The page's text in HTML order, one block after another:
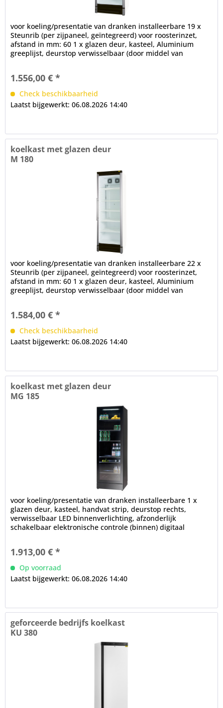
voor koeling/presentatie van dranken installeerbare 19 x
Steunrib (per zijpaneel, geïntegreerd) voor roosterinzet,
afstand in mm: 60 1 x glazen deur, kasteel, Aluminium
greeplijst, deurstop verwisselbaar (door middel van
1.556,00 € *
Check beschikbaarheid
Laatst bijgewerkt: 06.08.2026 14:40
koelkast met glazen deur
M 180
voor koeling/presentatie van dranken installeerbare 22 x
Steunrib (per zijpaneel, geïntegreerd) voor roosterinzet,
afstand in mm: 60 1 x glazen deur, kasteel, Aluminium
greeplijst, deurstop verwisselbaar (door middel van
1.584,00 € *
Check beschikbaarheid
Laatst bijgewerkt: 06.08.2026 14:40
koelkast met glazen deur
MG 185
voor koeling/presentatie van dranken installeerbare 1 x
glazen deur, kasteel, handvat strip, deurstop rechts,
verwisselbaar LED binnenverlichting, afzonderlijk
schakelbaar elektronische controle (binnen) digitaal
1.913,00 € *
Op voorraad
Laatst bijgewerkt: 06.08.2026 14:40
geforceerde bedrijfs koelkast
KU 380